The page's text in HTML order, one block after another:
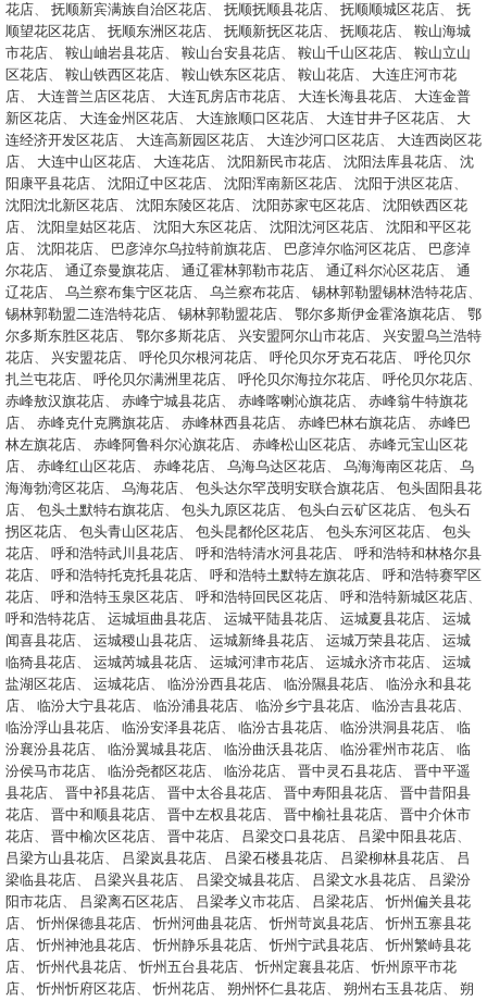
花店、 抚顺新宾满族自治区花店、 抚顺抚顺县花店、 抚顺顺城区花店、 抚
顺望花区花店、 抚顺东洲区花店、 抚顺新抚区花店、 抚顺花店、 鞍山海城
市花店、 鞍山岫岩县花店、 鞍山台安县花店、 鞍山千山区花店、 鞍山立山
区花店、 鞍山铁西区花店、 鞍山铁东区花店、 鞍山花店、 大连庄河市花
店、 大连普兰店区花店、 大连瓦房店市花店、 大连长海县花店、 大连金普
新区花店、 大连金州区花店、 大连旅顺口区花店、 大连甘井子区花店、 大
连经济开发区花店、 大连高新园区花店、 大连沙河口区花店、 大连西岗区花
店、 大连中山区花店、 大连花店、 沈阳新民市花店、 沈阳法库县花店、 沈
阳康平县花店、 沈阳辽中区花店、 沈阳浑南新区花店、 沈阳于洪区花店、
沈阳沈北新区花店、 沈阳东陵区花店、 沈阳苏家屯区花店、 沈阳铁西区花
店、 沈阳皇姑区花店、 沈阳大东区花店、 沈阳沈河区花店、 沈阳和平区花
店、 沈阳花店、 巴彦淖尔乌拉特前旗花店、 巴彦淖尔临河区花店、 巴彦淖
尔花店、 通辽奈曼旗花店、 通辽霍林郭勒市花店、 通辽科尔沁区花店、 通
辽花店、 乌兰察布集宁区花店、 乌兰察布花店、 锡林郭勒盟锡林浩特花店、
锡林郭勒盟二连浩特花店、 锡林郭勒盟花店、 鄂尔多斯伊金霍洛旗花店、 鄂
尔多斯东胜区花店、 鄂尔多斯花店、 兴安盟阿尔山市花店、 兴安盟乌兰浩特
花店、 兴安盟花店、 呼伦贝尔根河花店、 呼伦贝尔牙克石花店、 呼伦贝尔
扎兰屯花店、 呼伦贝尔满洲里花店、 呼伦贝尔海拉尔花店、 呼伦贝尔花店、
赤峰敖汉旗花店、 赤峰宁城县花店、 赤峰喀喇沁旗花店、 赤峰翁牛特旗花
店、 赤峰克什克腾旗花店、 赤峰林西县花店、 赤峰巴林右旗花店、 赤峰巴
林左旗花店、 赤峰阿鲁科尔沁旗花店、 赤峰松山区花店、 赤峰元宝山区花
店、 赤峰红山区花店、 赤峰花店、 乌海乌达区花店、 乌海海南区花店、 乌
海海勃湾区花店、 乌海花店、 包头达尔罕茂明安联合旗花店、 包头固阳县花
店、 包头土默特右旗花店、 包头九原区花店、 包头白云矿区花店、 包头石
拐区花店、 包头青山区花店、 包头昆都伦区花店、 包头东河区花店、 包头
花店、 呼和浩特武川县花店、 呼和浩特清水河县花店、 呼和浩特和林格尔县
花店、 呼和浩特托克托县花店、 呼和浩特土默特左旗花店、 呼和浩特赛罕区
花店、 呼和浩特玉泉区花店、 呼和浩特回民区花店、 呼和浩特新城区花店、
呼和浩特花店、 运城垣曲县花店、 运城平陆县花店、 运城夏县花店、 运城
闻喜县花店、 运城稷山县花店、 运城新绛县花店、 运城万荣县花店、 运城
临猗县花店、 运城芮城县花店、 运城河津市花店、 运城永济市花店、 运城
盐湖区花店、 运城花店、 临汾汾西县花店、 临汾隰县花店、 临汾永和县花
店、 临汾大宁县花店、 临汾浦县花店、 临汾乡宁县花店、 临汾吉县花店、
临汾浮山县花店、 临汾安泽县花店、 临汾古县花店、 临汾洪洞县花店、 临
汾襄汾县花店、 临汾翼城县花店、 临汾曲沃县花店、 临汾霍州市花店、 临
汾侯马市花店、 临汾尧都区花店、 临汾花店、 晋中灵石县花店、 晋中平遥
县花店、 晋中祁县花店、 晋中太谷县花店、 晋中寿阳县花店、 晋中昔阳县
花店、 晋中和顺县花店、 晋中左权县花店、 晋中榆社县花店、 晋中介休市
花店、 晋中榆次区花店、 晋中花店、 吕梁交口县花店、 吕梁中阳县花店、
吕梁方山县花店、 吕梁岚县花店、 吕梁石楼县花店、 吕梁柳林县花店、 吕
梁临县花店、 吕梁兴县花店、 吕梁交城县花店、 吕梁文水县花店、 吕梁汾
阳市花店、 吕梁离石区花店、 吕梁孝义市花店、 吕梁花店、忻州偏关县花
店、忻州保德县花店、忻州河曲县花店、忻州苛岚县花店、忻州五寨县花
店、忻州神池县花店、忻州静乐县花店、忻州宁武县花店、忻州繁峙县花
店、忻州代县花店、忻州五台县花店、忻州定襄县花店、忻州原平市花
店、忻州忻府区花店、忻州花店、 朔州怀仁县花店、 朔州右玉县花店、 朔